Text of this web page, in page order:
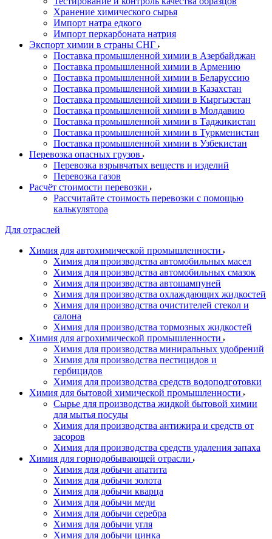
Хранение химического сырья
Импорт натра едкого
Импорт перкарбоната натрия
Экспорт химии в страны СНГ
Поставка промышленной химии в Азербайджан
Поставка промышленной химии в Армению
Поставка промышленной химии в Беларуссию
Поставка промышленной химии в Казахстан
Поставка промышленной химии в Кыргызстан
Поставка промышленной химии в Молдавию
Поставка промышленной химии в Таджикистан
Поставка промышленной химии в Туркменистан
Поставка промышленной химии в Узбекистан
Перевозка опасных грузов
Перевозка взрывчатых веществ и изделий
Перевозка газов
Расчёт стоимости перевозки
Рассчитайте стоимость перевозки с помощью
калькулятора
Для отраслей
Химия для автохимической промышленности
Химия для производства автомобильных масел
Химия для производства автомобильных смазок
Химия для производства автошампуней
Химия для производства охлаждающих жидкостей
Химия для производства очистителей стекол и
салона
Химия для производства тормозных жидкостей
Химия для агрохимической промышленности
Химия для производства миниральных удобрений
Химия для производства пестицидов и
гербицидов
Химия для производства средств водоподготовки
Химия для бытовой химической промышленности
Сырье для производства жидкой бытовой химии
для мытья посуды
Химия для производства антижира и средств от
засоров
Химия для производства средств удаления запаха
Химия для горнодобывающей отрасли
Химия для добычи апатита
Химия для добычи золота
Химия для добычи кварца
Химия для добычи меди
Химия для добычи серебра
Химия для добычи угля
Химия для добычи цинка